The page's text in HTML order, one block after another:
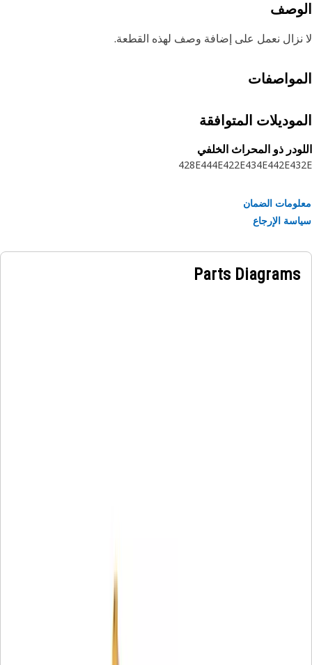
نزال نعمل على إضافة وصف لهذه القطعة.
المتوافقة
ذو المحراث الخلفي
442E
434E
422E
444E
428E
الضمان
الإرجاع
Parts Diagrams